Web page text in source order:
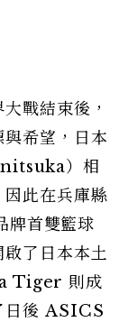
戰結束後，
希望，日本
）相
此在兵庫縣
首雙籃球
了日本本土
Tiger 則成
日後 ASICS